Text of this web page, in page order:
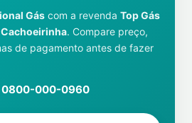
Gás com a revenda Top Gás
. Compare preço,
de pagamento antes de fazer
0800-000-0960